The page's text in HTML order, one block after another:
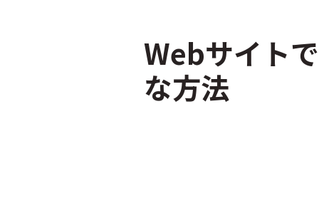
Webサイト
な方法